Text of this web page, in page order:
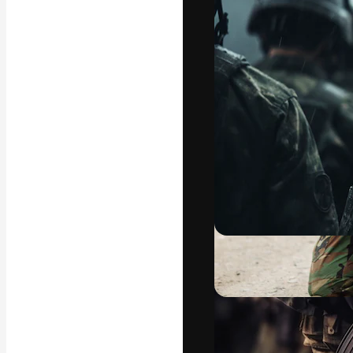
La plateforme
vos meilleurs
d’abonnés :
Français
Copyright ©